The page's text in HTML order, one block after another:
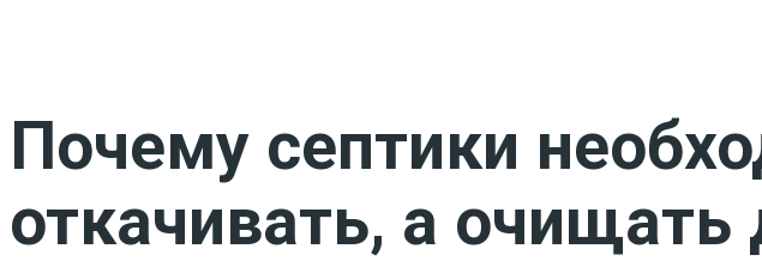
Почему септики
откачивать, а очищать